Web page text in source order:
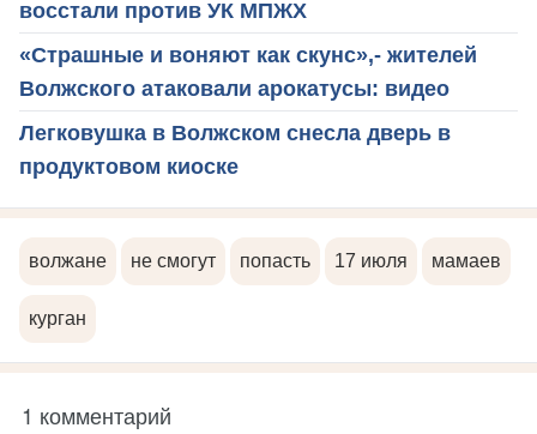
восстали против УК МПЖХ
«Страшные и воняют как скунс»,- жителей
Волжского атаковали арокатусы: видео
Легковушка в Волжском снесла дверь в
продуктовом киоске
волжане не смогут попасть 17 июля мамаев
курган
1 комментарий